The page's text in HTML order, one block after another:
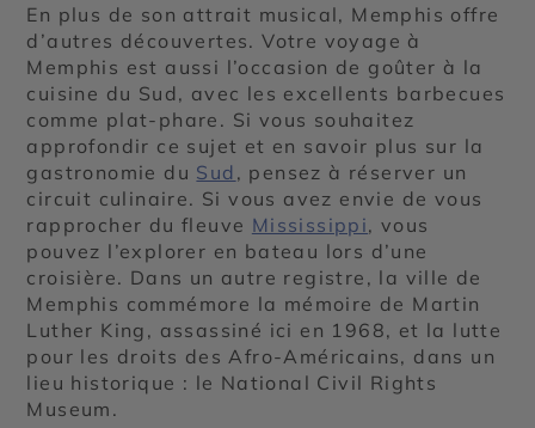
En plus de son attrait musical, Memphis offre
d’autres découvertes. Votre voyage à
Memphis est aussi l’occasion de goûter à la
cuisine du Sud, avec les excellents barbecues
comme plat-phare. Si vous souhaitez
approfondir ce sujet et en savoir plus sur la
gastronomie du Sud , pensez à réserver un
circuit culinaire. Si vous avez envie de vous
rapprocher du fleuve Mississippi, vous
pouvez l’explorer en bateau lors d’une
croisière. Dans un autre registre, la ville de
Memphis commémore la mémoire de Martin
Luther King, assassiné ici en 1968, et la lutte
pour les droits des Afro-Américains, dans un
lieu historique : le National Civil Rights
Museum.